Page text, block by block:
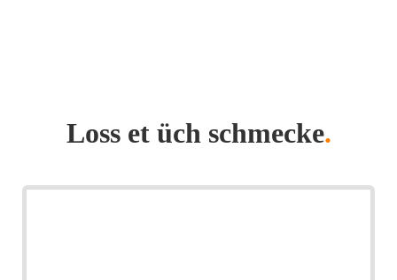
Loss et üch schmecke.